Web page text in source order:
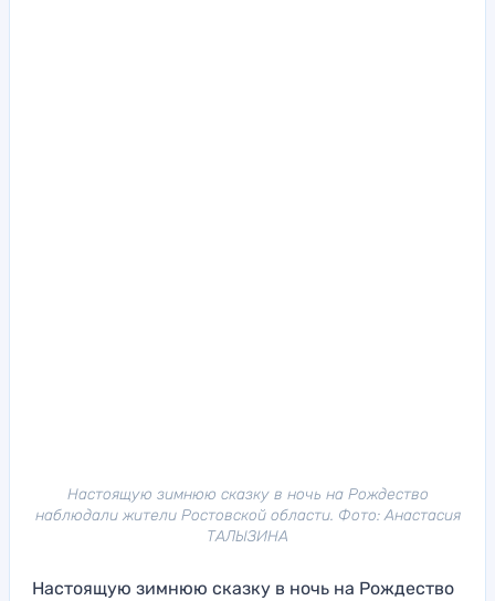
Настоящую зимнюю сказку в ночь на Рождество
наблюдали жители Ростовской области. Фото: Анастасия
ТАЛЫЗИНА
Настоящую зимнюю сказку в ночь на Рождество